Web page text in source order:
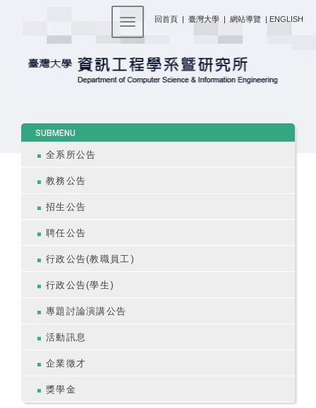
回首頁 | 臺灣大學 | 網站導覽 | ENGLISH
Toggle navigation
SUBMENU
全系所公告
教務公告
招生公告
聘任公告
行政公告(教職員工)
行政公告(學生)
專題討論演講公告
活動訊息
企業徵才
獎學金